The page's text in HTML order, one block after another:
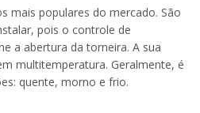
mais populares do mercado. São
pois o controle de
a abertura da torneira. A sua
multitemperatura. Geralmente, é
quente, morno e frio.